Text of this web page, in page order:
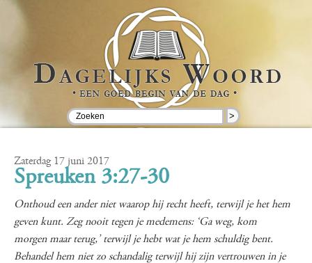
>
Zaterdag 17 juni 2017
Spreuken 3:27-30
Onthoud een ander niet waarop hij recht heeft, terwijl je het hem
geven kunt. Zeg nooit tegen je medemens: ‘Ga weg, kom
morgen maar terug,’ terwijl je hebt wat je hem schuldig bent.
Behandel hem niet zo schandalig terwijl hij zijn vertrouwen in je